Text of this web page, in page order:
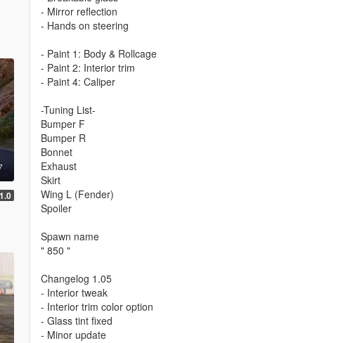
1.0
- Mirror reflection
- Hands on steering
- Paint 1: Body & Rollcage
- Paint 2: Interior trim
- Paint 4: Caliper
-Tuning List-
Bumper F
Bumper R
Bonnet
Exhaust
Skirt
Wing L (Fender)
Spoiler
Spawn name
" 850 "
Changelog 1.05
- Interior tweak
- Interior trim color option
- Glass tint fixed
- Minor update